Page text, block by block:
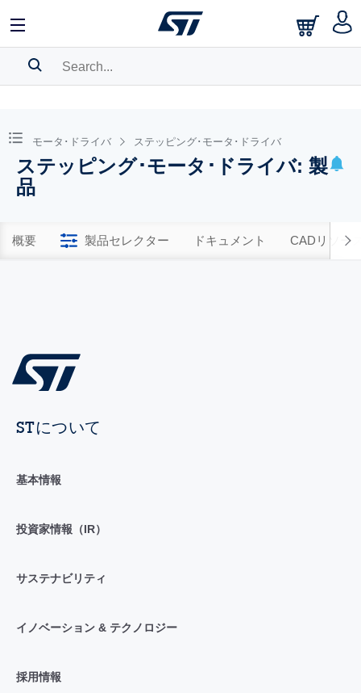
BOOKMARK
Pleaselog in to show your saved searches.
モータ･ドライバ ステッピング･モータ･ドライバ
ステッピング･モータ･ドライバ: 製
品
概要 製品セレクター ドキュメント CADリソー
STについて
基本情報
投資家情報（IR）
サステナビリティ
イノベーション & テクノロジー
採用情報